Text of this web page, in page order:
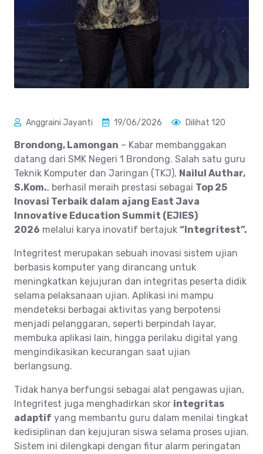
Anggraini Jayanti 19/06/2026 Dilihat 120
Brondong, Lamongan – Kabar membanggakan
datang dari SMK Negeri 1 Brondong. Salah satu guru
Teknik Komputer dan Jaringan (TKJ), Nailul Authar,
S.Kom., berhasil meraih prestasi sebagai Top 25
Inovasi Terbaik dalam ajang East Java
Innovative Education Summit (EJIES)
2026 melalui karya inovatif bertajuk “Integritest”.
Integritest merupakan sebuah inovasi sistem ujian
berbasis komputer yang dirancang untuk
meningkatkan kejujuran dan integritas peserta didik
selama pelaksanaan ujian. Aplikasi ini mampu
mendeteksi berbagai aktivitas yang berpotensi
menjadi pelanggaran, seperti berpindah layar,
membuka aplikasi lain, hingga perilaku digital yang
mengindikasikan kecurangan saat ujian
berlangsung.
Tidak hanya berfungsi sebagai alat pengawas ujian,
Integritest juga menghadirkan skor integritas
adaptif yang membantu guru dalam menilai tingkat
kedisiplinan dan kejujuran siswa selama proses ujian.
Sistem ini dilengkapi dengan fitur alarm peringatan